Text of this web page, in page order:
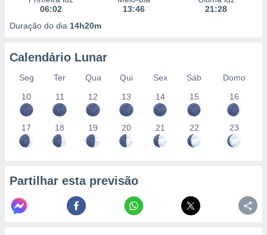
06:02
13:46
21:28
Duração do dia 14h20m
Calendário Lunar
Seg Ter Qua Qui Sex Sáb
Domo
10
11 12 13 14 15 16
17 18 19 20 21 22 23
Partilhar esta previsão